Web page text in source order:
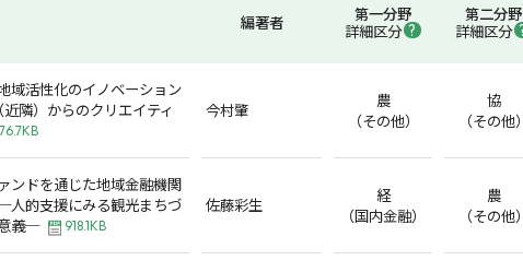
編著者
第一分野
詳細区分
第二分野
詳細区分
域活性化のイノベーション
隣）からのクリエイティ
今村肇
農
（その他）
協
（その他）
ンドを通じた地域金融機関
人的支援にみる観光まちづ
義─
918.1KB
佐藤彩生
経
（国内金融）
農
（その他）